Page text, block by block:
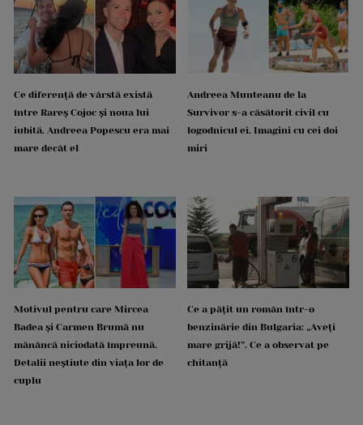
Ce diferență de vârstă există
între Rareș Cojoc și noua lui
iubită. Andreea Popescu era mai
mare decât el
Andreea Munteanu de la
Survivor s-a căsătorit civil cu
logodnicul ei. Imagini cu cei doi
miri
Motivul pentru care Mircea
Badea și Carmen Brumă nu
mănâncă niciodată împreună.
Detalii neștiute din viața lor de
cuplu
Ce a pățit un român într-o
benzinărie din Bulgaria: „Aveți
mare grijă!”. Ce a observat pe
chitanță